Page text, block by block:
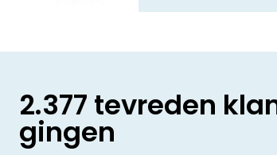
2.377 tevreden
gingen